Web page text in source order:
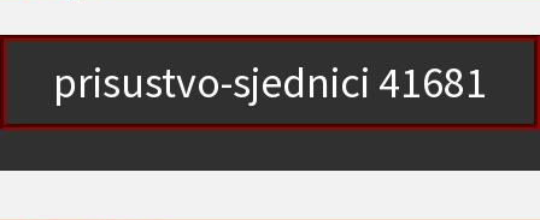
prisustvo-sjednici 41681